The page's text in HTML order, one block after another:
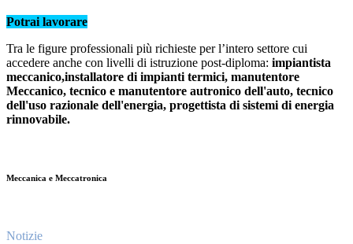
Potrai lavorare
Tra le figure professionali più richieste per l’intero settore cui
accedere anche con livelli di istruzione post-diploma: impiantista
meccanico,installatore di impianti termici, manutentore
Meccanico, tecnico e manutentore autronico dell'auto, tecnico
dell'uso razionale dell'energia, progettista di sistemi di energia
rinnovabile.
Meccanica e Meccatronica
Notizie